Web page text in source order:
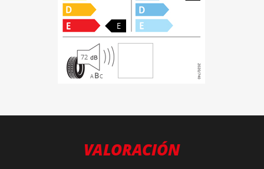
E
72
A BC
VALORACIÓN